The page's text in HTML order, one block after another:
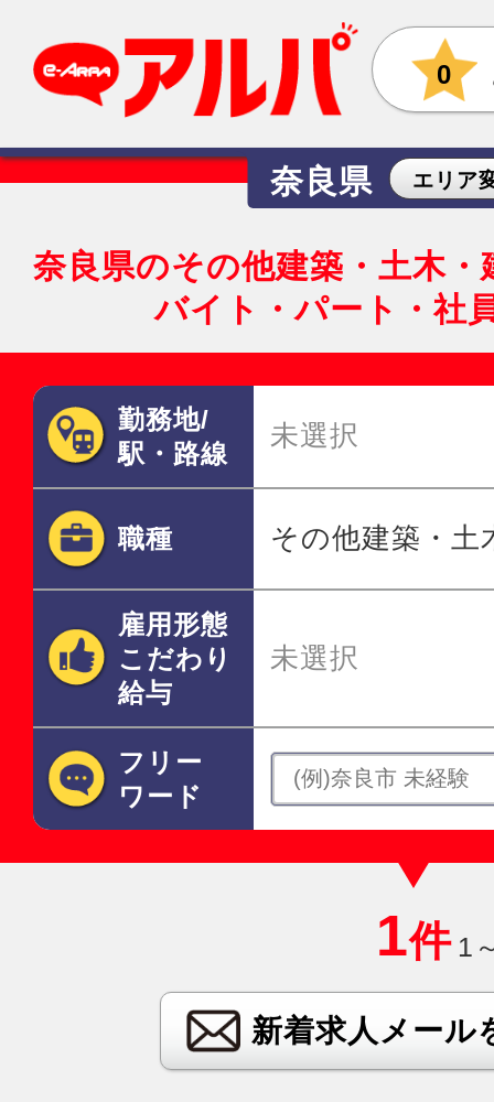
0
奈良県 エリア
奈良県のその他建築・土木
バイト・パート・社
勤務地/
駅・路線
未選択
職種 その他建築・土
雇用形態
こだわり
給与
未選択
フリー
ワード
1件 1
新着求人メール